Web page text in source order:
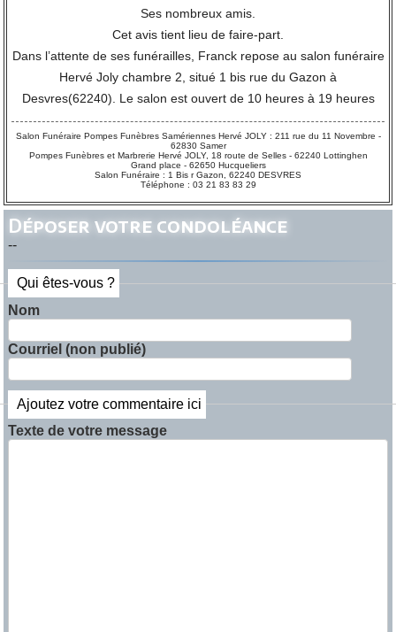
Ses nombreux amis.
Cet avis tient lieu de faire-part.
Dans l’attente de ses funérailles, Franck repose au salon funéraire
Hervé Joly chambre 2, situé 1 bis rue du Gazon à
Desvres(62240). Le salon est ouvert de 10 heures à 19 heures
Salon Funéraire Pompes Funèbres Samériennes Hervé JOLY : 211 rue du 11 Novembre -
62830 Samer
Pompes Funèbres et Marbrerie Hervé JOLY, 18 route de Selles - 62240 Lottinghen
Grand place - 62650 Hucqueliers
Salon Funéraire : 1 Bis r Gazon, 62240 DESVRES
Téléphone : 03 21 83 83 29
Déposer votre condoléance
--
Qui êtes-vous ?
Nom
Courriel (non publié)
Ajoutez votre commentaire ici
Texte de votre message